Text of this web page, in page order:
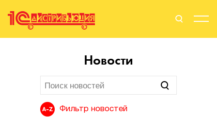
Стать Партнером
Новости
Фильтр новостей